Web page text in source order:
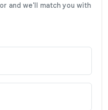
and we'll match you with